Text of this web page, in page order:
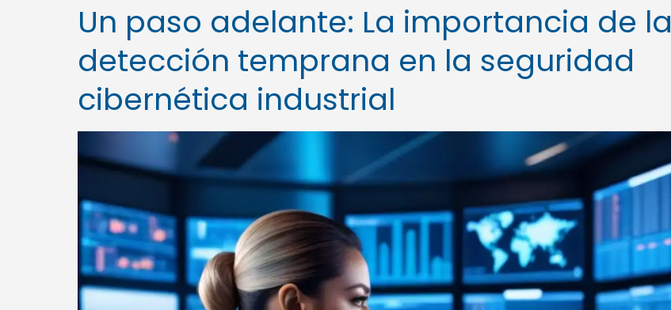
Un paso adelante: La importancia de la
detección temprana en la seguridad
cibernética industrial